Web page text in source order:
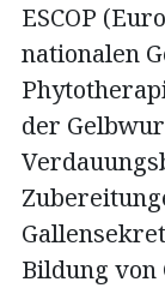
ESCOP
nationalen
der
Bildung von